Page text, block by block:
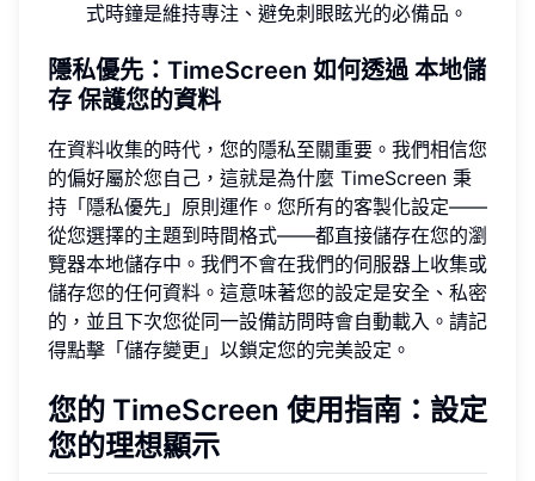
式時鐘是維持專注、避免刺眼眩光的必備品。
隱私優先：TimeScreen 如何透過本地儲
存 保護您的資料
在資料收集的時代，您的隱私至關重要。我們相信您
的偏好屬於您自己，這就是為什麼 TimeScreen 秉
持「隱私優先」原則運作。您所有的客製化設定——
從您選擇的主題到時間格式——都直接儲存在您的瀏
覽器本地儲存中。我們不會在我們的伺服器上收集或
儲存您的任何資料。這意味著您的設定是安全、私密
的，並且下次您從同一設備訪問時會自動載入。請記
得點擊「儲存變更」以鎖定您的完美設定。
您的 TimeScreen 使用指南：設定
您的理想顯示